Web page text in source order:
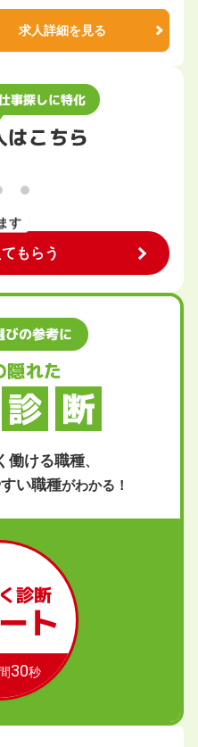
求人詳細を見る
事探しに特化
はこちら
す
もらう
びの参考に
隠れた
診 断
働ける職種、
い職種がわかる！
診断
ト
30秒